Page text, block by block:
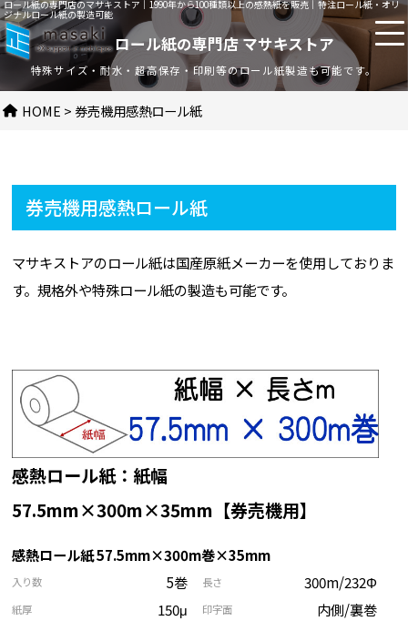
ロール紙の専門店のマサキストア｜1990年から100種類以上の感熱紙を販売｜特注ロール紙・オリ
ジナルロール紙の製造可能
特殊サイズ・耐水・超高保存・印刷等のロール紙製造も可能です。
ロール紙の専門店 マサキストア
HOME > 券売機用感熱ロール紙
券売機用感熱ロール紙
マサキストアのロール紙は国産原紙メーカーを使用しておりま
す。規格外や特殊ロール紙の製造も可能です。
感熱ロール紙：紙幅
57.5mm×300m×35mm【券売機用】
感熱ロール紙 57.5mm×300m巻×35mm
入り数 5巻 長さ 300m/232Φ
紙厚 150μ 印字面 内側/裏巻